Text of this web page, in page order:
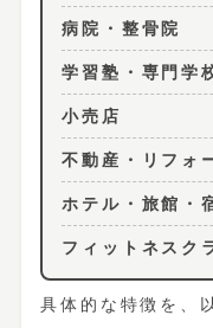
病院・整骨院
学習塾・専門学
小売店
不動産・リフォ
ホテル・旅館・
フィットネスク
具体的な特徴を、